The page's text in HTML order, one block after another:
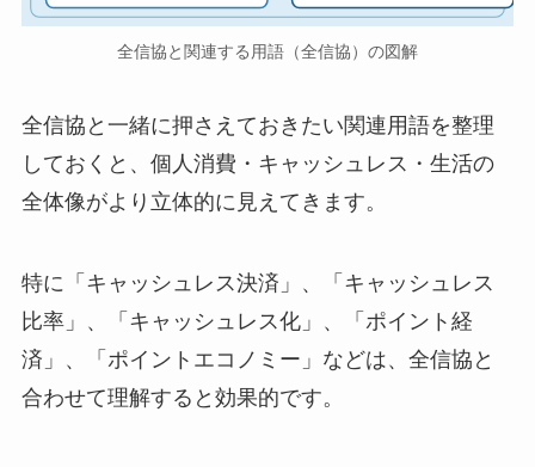
全信協と関連する用語（全信協）の図解
全信協と一緒に押さえておきたい関連用語を整理
しておくと、個人消費・キャッシュレス・生活の
全体像がより立体的に見えてきます。
特に「キャッシュレス決済」、「キャッシュレス
比率」、「キャッシュレス化」、「ポイント経
済」、「ポイントエコノミー」などは、全信協と
合わせて理解すると効果的です。